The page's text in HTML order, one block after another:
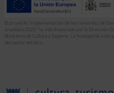
El proyecto “Implementación de herramientas de
anualidad 2022” ha sido financiado por la Dirección
Ministerio de Cultura y Deporte. La finalidad de este
del sector del libro.